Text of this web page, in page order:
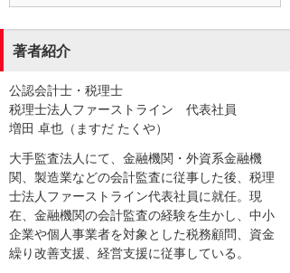
著者紹介
公認会計士・税理士
税理士法人ファーストライン 代表社員
増田 卓也（ますだ たくや）
大手監査法人にて、金融機関・外資系金融機
関、製造業などの会計監査に従事した後、税理
士法人ファーストライン代表社員に就任。現
在、金融機関の会計監査の経験を生かし、中小
企業や個人事業者を対象とした税務顧問、資金
繰り改善支援、経営支援に従事している。